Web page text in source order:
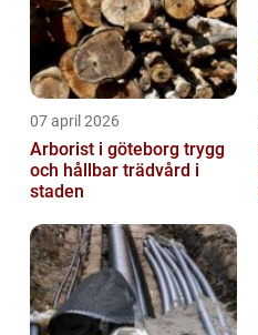
07 april 2026
Arborist i göteborg trygg
och hållbar trädvård i
staden